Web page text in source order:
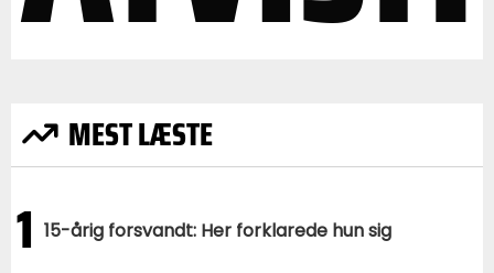
MEST LÆSTE
1 15-årig forsvandt: Her forklarede hun sig